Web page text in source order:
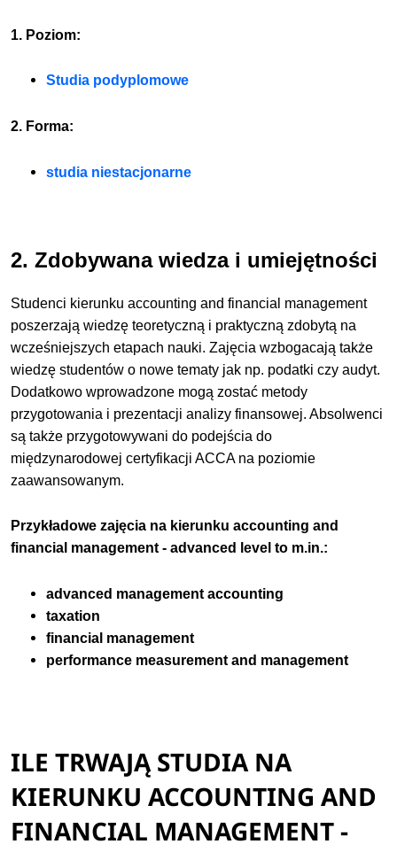
1. Poziom:
Studia podyplomowe
2. Forma:
studia niestacjonarne
2. Zdobywana wiedza i umiejętności
Studenci kierunku accounting and financial management
poszerzają wiedzę teoretyczną i praktyczną zdobytą na
wcześniejszych etapach nauki. Zajęcia wzbogacają także
wiedzę studentów o nowe tematy jak np. podatki czy audyt.
Dodatkowo wprowadzone mogą zostać metody
przygotowania i prezentacji analizy finansowej. Absolwenci
są także przygotowywani do podejścia do
międzynarodowej certyfikacji ACCA na poziomie
zaawansowanym.
Przykładowe zajęcia na kierunku accounting and
financial management - advanced level to m.in.:
advanced management accounting
taxation
financial management
performance measurement and management
ILE TRWAJĄ STUDIA NA
KIERUNKU ACCOUNTING AND
FINANCIAL MANAGEMENT -